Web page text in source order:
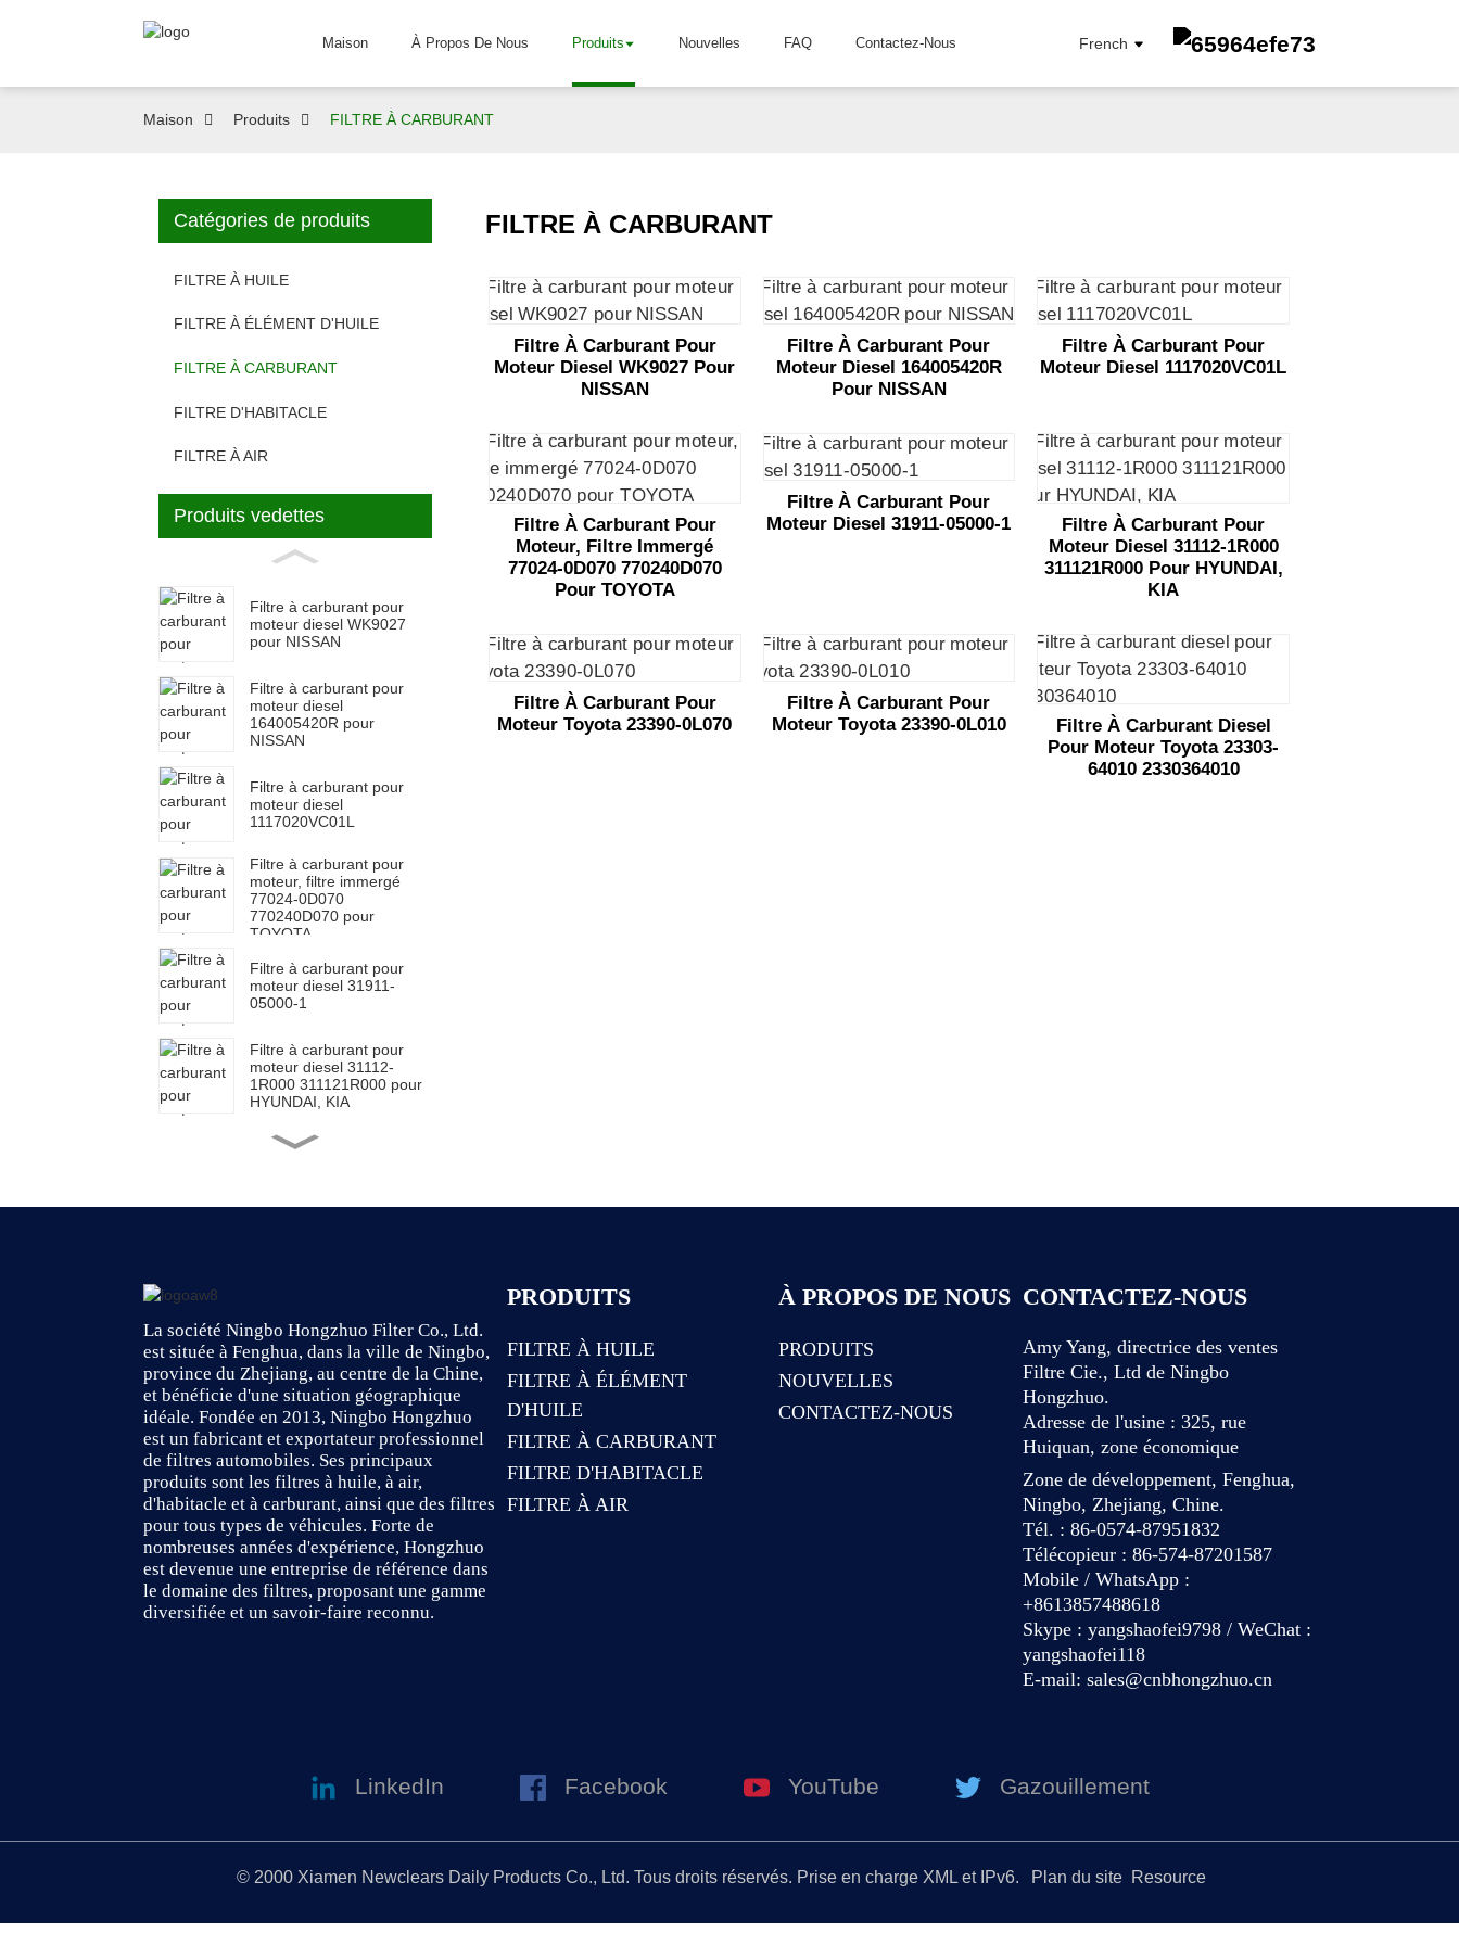
Maison À Propos De Nous Produits Nouvelles FAQ Contactez-Nous French
FILTRE À ÉLÉMENT D'HUILE
FILTRE À HUILE
FILTRE D'HABITACLE
FILTRE À AIR
Maison Produits FILTRE À CARBURANT
Catégories de produits
FILTRE À HUILE
FILTRE À ÉLÉMENT D'HUILE
FILTRE À CARBURANT
FILTRE D'HABITACLE
FILTRE À AIR
Produits vedettes
Filtre à carburant pour
moteur diesel WK9027
pour NISSAN
Filtre à carburant pour
moteur diesel
164005420R pour
NISSAN
Filtre à carburant pour
moteur diesel
1117020VC01L
Filtre à carburant pour
moteur, filtre immergé
77024-0D070
770240D070 pour
TOYOTA
Filtre à carburant pour
moteur diesel 31911-
05000-1
Filtre à carburant pour
moteur diesel 31112-
1R000 311121R000 pour
HYUNDAI, KIA
Filtre à carburant pour
Filtre à carburant diesel
pour moteur Toyota
23303-64010
2330364010
Filtre à carburant moteur,
filtre à huile à visser
26300-02502
FILTRE À CARBURANT
Filtre À Carburant Pour
Moteur Diesel WK9027 Pour
NISSAN
Filtre À Carburant Pour
Moteur Diesel 164005420R
Pour NISSAN
Filtre À Carburant Pour
Moteur Diesel 1117020VC01L
Filtre À Carburant Pour
Moteur, Filtre Immergé
77024-0D070 770240D070
Pour TOYOTA
Filtre À Carburant Pour
Moteur Diesel 31911-05000-1
Filtre À Carburant Pour
Moteur Diesel 31112-1R000
311121R000 Pour HYUNDAI,
KIA
Filtre À Carburant Pour
Moteur Toyota 23390-0L070
Filtre À Carburant Pour
Moteur Toyota 23390-0L010
Filtre À Carburant Diesel
Pour Moteur Toyota 23303-
64010 2330364010
La société Ningbo Hongzhuo Filter Co., Ltd.
est située à Fenghua, dans la ville de Ningbo,
province du Zhejiang, au centre de la Chine,
et bénéficie d'une situation géographique
idéale. Fondée en 2013, Ningbo Hongzhuo
est un fabricant et exportateur professionnel
de filtres automobiles. Ses principaux
produits sont les filtres à huile, à air,
d'habitacle et à carburant, ainsi que des filtres
pour tous types de véhicules. Forte de
nombreuses années d'expérience, Hongzhuo
est devenue une entreprise de référence dans
le domaine des filtres, proposant une gamme
diversifiée et un savoir-faire reconnu.
PRODUITS
FILTRE À HUILE
FILTRE À ÉLÉMENT
D'HUILE
FILTRE À CARBURANT
FILTRE D'HABITACLE
FILTRE À AIR
À PROPOS DE NOUS
PRODUITS
NOUVELLES
CONTACTEZ-NOUS
CONTACTEZ-NOUS
Amy Yang, directrice des ventes
Filtre Cie., Ltd de Ningbo
Hongzhuo.
Adresse de l'usine : 325, rue
Huiquan, zone économique
Zone de développement, Fenghua,
Ningbo, Zhejiang, Chine.
Tél. : 86-0574-87951832
Télécopieur : 86-574-87201587
Mobile / WhatsApp :
+8613857488618
Skype : yangshaofei9798 / WeChat :
yangshaofei118
E-mail: sales@cnbhongzhuo.cn
LinkedIn Facebook YouTube Gazouillement
© 2000 Xiamen Newclears Daily Products Co., Ltd. Tous droits réservés. Prise en charge XML et IPv6. Plan du site Resource